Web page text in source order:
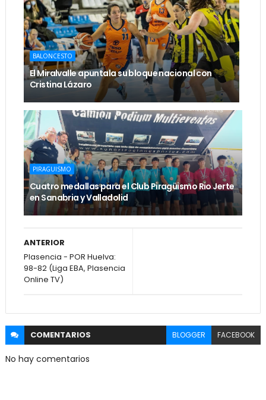
BALONCESTO
El Miralvalle apuntala su bloque nacional con
Cristina Lázaro
PIRAGUISMO
Cuatro medallas para el Club Piragüismo Rio Jerte
en Sanabria y Valladolid
ANTERIOR
Plasencia - POR Huelva:
98-82 (Liga EBA, Plasencia
Online TV)
COMENTARIOS BLOGGER FACEBOOK
No hay comentarios